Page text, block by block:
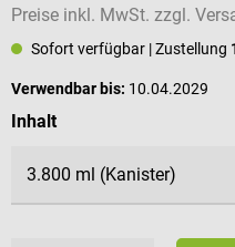
Preise inkl. MwSt. zzgl.
Sofort verfügbar | Zustellung
Verwendbar bis: 10.04.2029
Inhaltauswählen